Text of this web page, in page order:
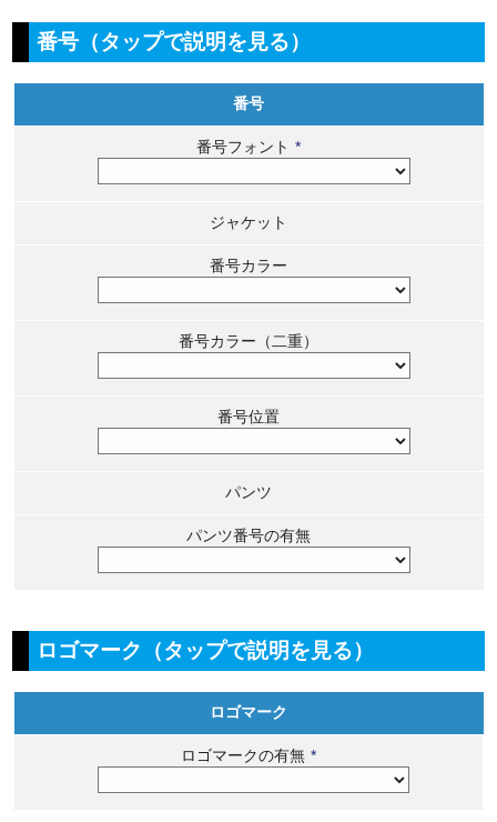
番号（タップで説明を見る）
番号
番号フォント *
ジャケット
番号カラー
番号カラー（二重）
番号位置
パンツ
パンツ番号の有無
ロゴマーク（タップで説明を見る）
ロゴマーク
ロゴマークの有無 *